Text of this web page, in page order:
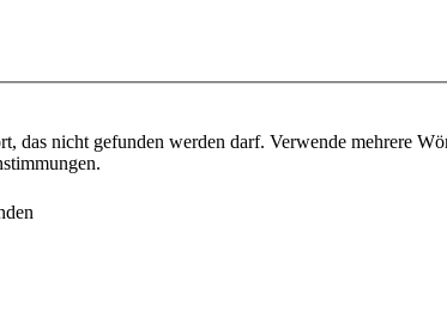
das nicht gefunden werden darf. Verwende mehrere